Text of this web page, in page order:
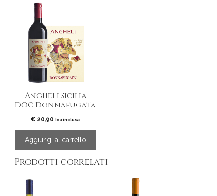
Angheli Sicilia
DOC Donnafugata
€ 20,90 Iva inclusa
Aggiungi al carrello
Prodotti correlati
Questo
prodotto